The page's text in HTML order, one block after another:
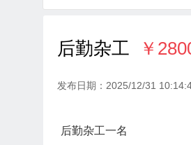
后勤杂工 ￥
发布日期：2025/12/31
后勤杂工一名